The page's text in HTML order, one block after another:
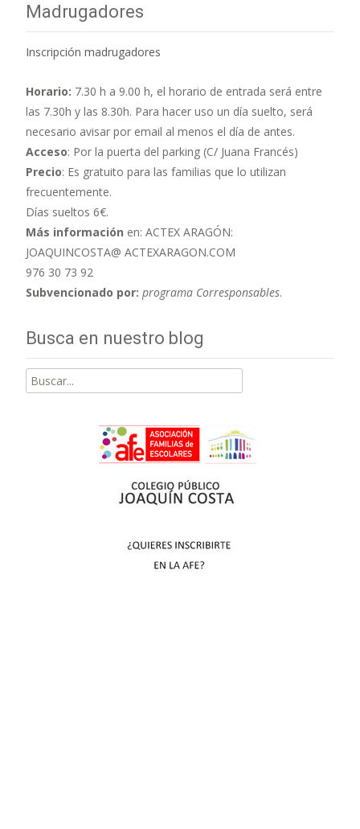
Madrugadores
Inscripción madrugadores
Horario: 7.30 h a 9.00 h, el horario de entrada será entre
las 7.30h y las 8.30h. Para hacer uso un día suelto, será
necesario avisar por email al menos el día de antes.
Acceso: Por la puerta del parking (C/ Juana Francés)
Precio: Es gratuito para las familias que lo utilizan
frecuentemente.
Días sueltos 6€.
Más información en: ACTEX ARAGÓN:
JOAQUINCOSTA@ ACTEXARAGON.COM
976 30 73 92
Subvencionado por: programa Corresponsables.
Busca en nuestro blog
Buscar
por: